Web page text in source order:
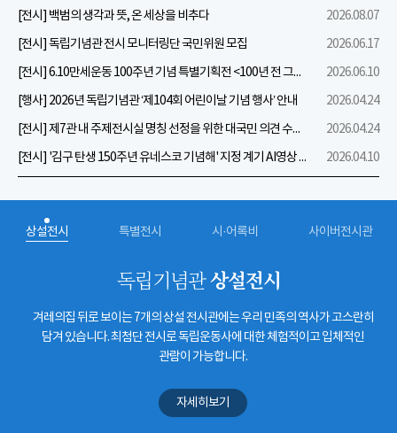
[전시] 백범의 생각과 뜻, 온 세상을 비추다
2026.08.07
[전시] 독립기념관 전시 모니터링단 국민위원 모집
2026.06.17
[전시] 6.10만세운동 100주년 기념 특별기획전 <100년 전 그날을 보다: 6.10만세운동>
2026.06.10
[행사] 2026년 독립기념관 ‘제104회 어린이날 기념 행사’ 안내
2026.04.24
[전시] 제7관 내 주제전시실 명칭 선정을 위한 대국민 의견 수렴 실시
2026.04.24
[전시] '김구 탄생 150주년 유네스코 기념해' 지정 계기 AI영상 국민공모 개최 안내
2026.04.10
상설전시 특별전시 시·어록비 사이버전시관
독립기념관상설전시
겨레의집 뒤로 보이는 7개의 상설 전시관에는 우리 민족의 역사가 고스란히
담겨 있습니다. 최첨단 전시로 독립운동사에 대한 체험적이고 입체적인
관람이 가능합니다.
자세히보기